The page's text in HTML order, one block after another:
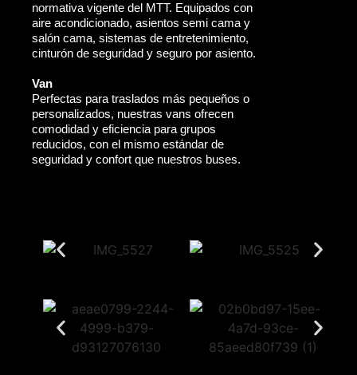
normativa vigente del MTT. Equipados con
aire acondicionado, asientos semi cama y
salón cama, sistemas de entretenimiento,
cinturón de seguridad y seguro por asiento.
Van
Perfectas para traslados más pequeños o
personalizados, nuestras vans ofrecen
comodidad y eficiencia para grupos
reducidos, con el mismo estándar de
seguridad y confort que nuestros buses.